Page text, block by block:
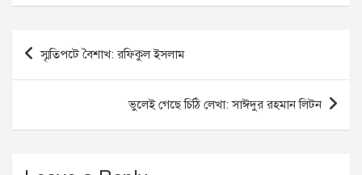
e
b
o
k
e
dI
n
s
A
p
p
Post
navigation
স্মৃতিপটে বৈশাখ: রফিকুল ইসলাম
ভুলেই গেছে চিঠি লেখা: সাঈদুর রহমান লিটন